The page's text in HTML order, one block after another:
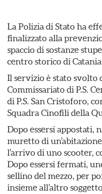
La Polizia di Stato ha
finalizzato alla
spaccio di sostanze
centro storico di
Il servizio è stato svolto
Commissariato di P.S.
di P.S. San Cristoforo,
Squadra Cinofili della
Dopo essersi appostati,
muretto di
l’arrivo di uno scooter,
Dopo essersi fermati,
sellino del mezzo, per
insieme all’altro